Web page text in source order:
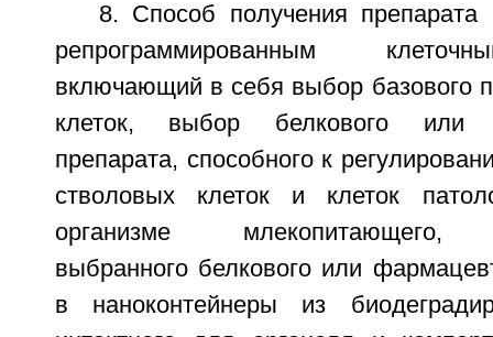
8. Способ получения препарата
репрограммированным
включающий в себя выбор базового
клеток, выбор белкового или
препарата, способного к
стволовых клеток и клеток
организме млекопитающего,
выбранного белкового или
в наноконтейнеры из